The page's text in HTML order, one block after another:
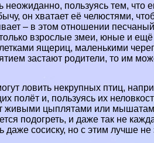
неожиданно, пользуясь тем, что
он хватает её челюстями,
– в этом отношении
взрослые змеи, юные и
ящериц, маленькими
застают родители, то им
ловить некрупных птиц,
полёт и, пользуясь их
живыми цыплятами или
подогреть, и даже так не
даже сосиску, но с этим лучше